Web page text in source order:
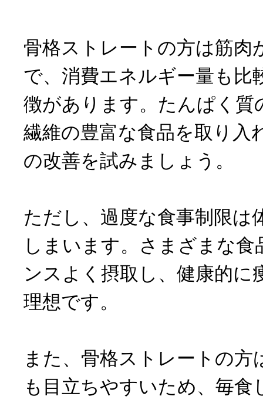
骨格ストレートの方は筋肉
で、消費エネルギー量も比
徴があります。たんぱく質
繊維の豊富な食品を取り入
の改善を試みましょう。
ただし、過度な食事制限は
しまいます。さまざまな
ンスよく摂取し、健康的に
理想です。
また、骨格ストレートの方
も目立ちやすいため、毎食